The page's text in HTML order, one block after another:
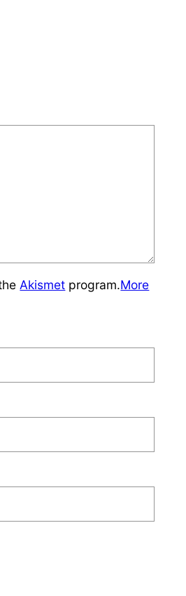
Akismet program.More